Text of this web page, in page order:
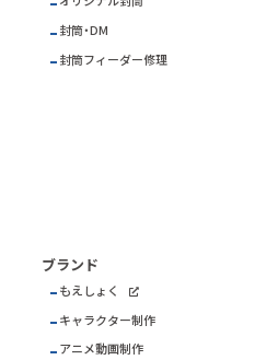
封筒・DM
封筒フィーダー修理
ブランド
もえしょく
キャラクター制作
アニメ動画制作